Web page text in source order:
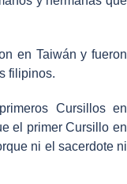
en Taiwán y fueron
filipinos.
Cursillos en
el primer Cursillo en
ni el sacerdote ni